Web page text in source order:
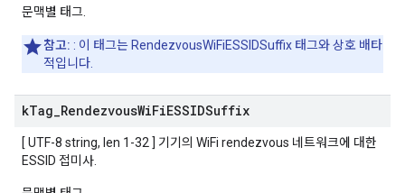
문맥별 태그.
참고: : 이 태그는 RendezvousWiFiESSIDSuffix 태그와 상호 배타
적입니다.
kTag RendezvousWiFiESSIDSuffix
[ UTF-8 string, len 1-32 ] 기기의 WiFi rendezvous 네트워크에 대한
ESSID 접미사.